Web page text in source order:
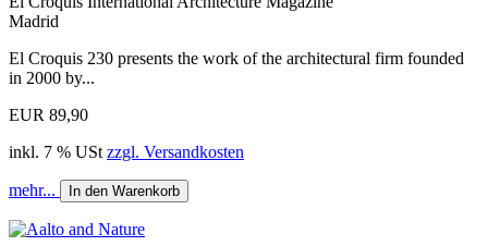
Madrid
El Croquis 230 presents the work of the architectural firm founded
in 2000 by...
EUR 89,90
inkl. 7 % USt zzgl. Versandkosten
mehr... In den Warenkorb